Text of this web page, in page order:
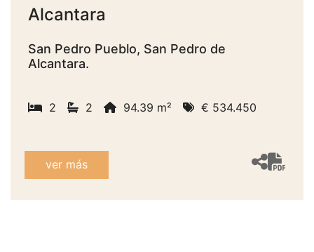
Alcantara
San Pedro Pueblo, San Pedro de
Alcantara.
2 2 94.39 m² € 534.450
ver más